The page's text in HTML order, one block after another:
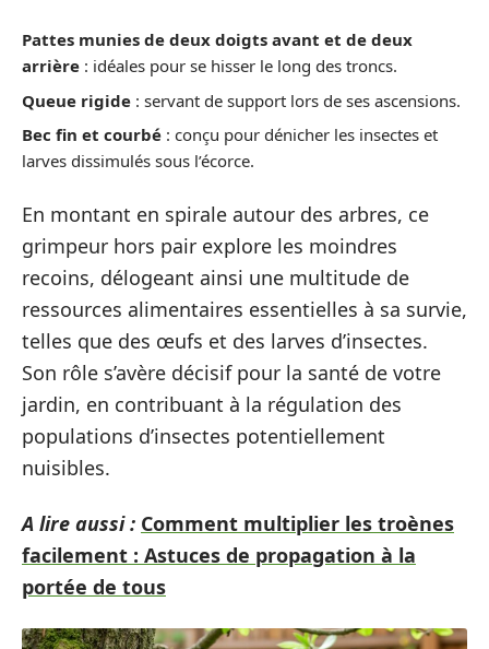
Pattes munies de deux doigts avant et de deux
arrière : idéales pour se hisser le long des troncs.
Queue rigide : servant de support lors de ses ascensions.
Bec fin et courbé : conçu pour dénicher les insectes et
larves dissimulés sous l’écorce.
En montant en spirale autour des arbres, ce
grimpeur hors pair explore les moindres
recoins, délogeant ainsi une multitude de
ressources alimentaires essentielles à sa survie,
telles que des œufs et des larves d’insectes.
Son rôle s’avère décisif pour la santé de votre
jardin, en contribuant à la régulation des
populations d’insectes potentiellement
nuisibles.
A lire aussi : Comment multiplier les troènes
facilement : Astuces de propagation à la
portée de tous